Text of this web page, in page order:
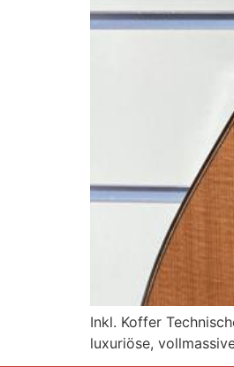
Inkl. Koffer
luxuriöse,